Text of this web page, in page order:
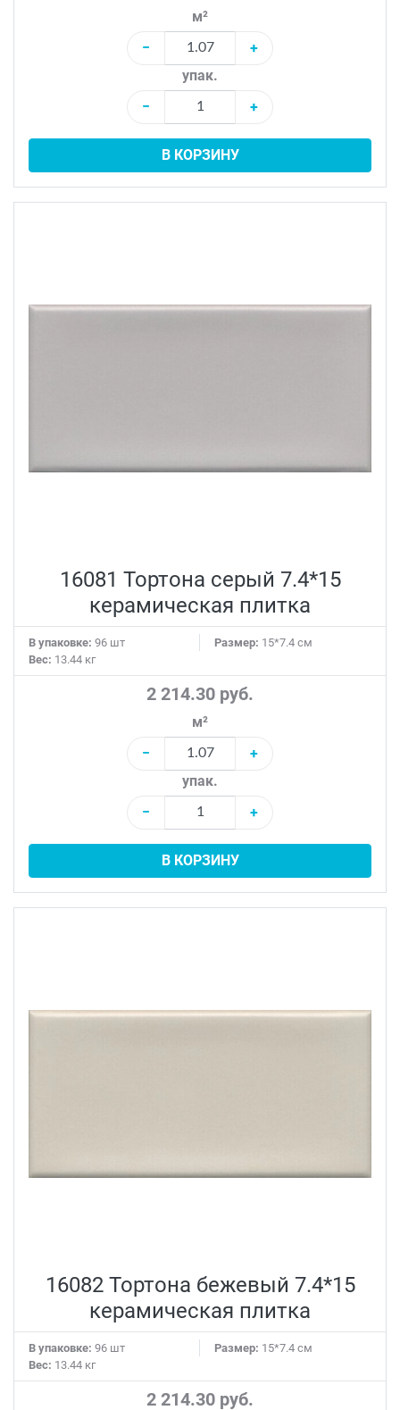
м²
−
+
упак.
−
+
В КОРЗИНУ
16081 Тортона серый 7.4*15
керамическая плитка
В упаковке: 96 шт Размер: 15*7.4 см
Вес: 13.44 кг
2 214.30 руб.
м²
−
+
упак.
−
+
В КОРЗИНУ
16082 Тортона бежевый 7.4*15
керамическая плитка
В упаковке: 96 шт Размер: 15*7.4 см
Вес: 13.44 кг
2 214.30 руб.